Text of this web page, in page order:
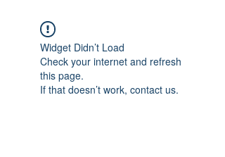
Widget Didn’t Load
Check your internet and refresh
this page.
If that doesn’t work, contact us.